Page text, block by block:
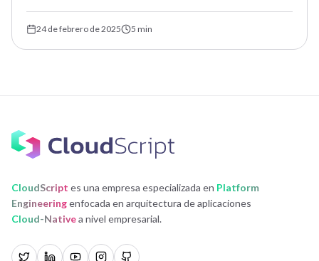
24 de febrero de 2025 5 min
CloudScript es una empresa especializada en Platform
Engineeringenfocada en arquitectura de aplicaciones
Cloud-Nativea nivel empresarial.